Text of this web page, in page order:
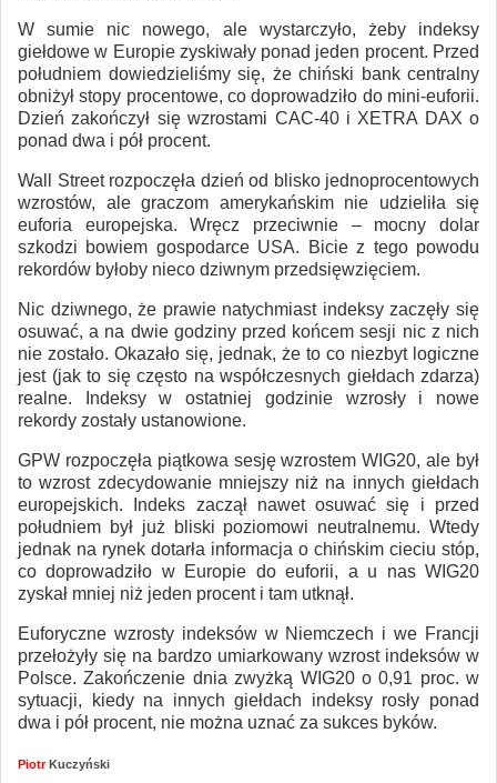
W sumie nic nowego, ale wystarczyło, żeby indeksy
giełdowe w Europie zyskiwały ponad jeden procent. Przed
południem dowiedzieliśmy się, że chiński bank centralny
obniżył stopy procentowe, co doprowadziło do mini-euforii.
Dzień zakończył się wzrostami CAC-40 i XETRA DAX o
ponad dwa i pół procent.
Wall Street rozpoczęła dzień od blisko jednoprocentowych
wzrostów, ale graczom amerykańskim nie udzieliła się
euforia europejska. Wręcz przeciwnie – mocny dolar
szkodzi bowiem gospodarce USA. Bicie z tego powodu
rekordów byłoby nieco dziwnym przedsięwzięciem.
Nic dziwnego, że prawie natychmiast indeksy zaczęły się
osuwać, a na dwie godziny przed końcem sesji nic z nich
nie zostało. Okazało się, jednak, że to co niezbyt logiczne
jest (jak to się często na współczesnych giełdach zdarza)
realne. Indeksy w ostatniej godzinie wzrosły i nowe
rekordy zostały ustanowione.
GPW rozpoczęła piątkowa sesję wzrostem WIG20, ale był
to wzrost zdecydowanie mniejszy niż na innych giełdach
europejskich. Indeks zaczął nawet osuwać się i przed
południem był już bliski poziomowi neutralnemu. Wtedy
jednak na rynek dotarła informacja o chińskim cieciu stóp,
co doprowadziło w Europie do euforii, a u nas WIG20
zyskał mniej niż jeden procent i tam utknął.
Euforyczne wzrosty indeksów w Niemczech i we Francji
przełożyły się na bardzo umiarkowany wzrost indeksów w
Polsce. Zakończenie dnia zwyżką WIG20 o 0,91 proc. w
sytuacji, kiedy na innych giełdach indeksy rosły ponad
dwa i pół procent, nie można uznać za sukces byków.
PiotrKuczyński